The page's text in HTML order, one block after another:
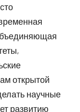
открытой
научные
развитию